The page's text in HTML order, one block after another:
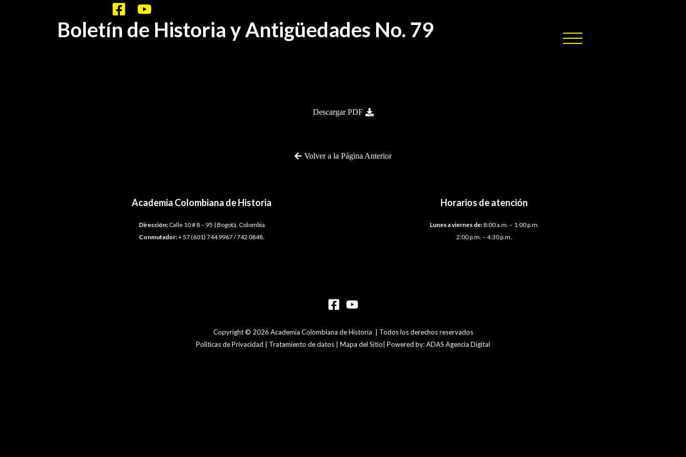
Boletín de Historia y Antigüedades No. 79
Descargar PDF
Volver a la Página Anterior
Academia Colombiana de Historia
Dirección:Calle 10 # 8 – 95 | Bogotá, Colombia
Conmutador:+ 57 (601) 744 9967 / 742 0848.
Horarios de atención
Lunes a viernes de:8:00 a.m. – 1:00 p.m.
2:00 p.m. – 4:30 p.m.
Copyright © 2026 Academia Colombiana de Historia | Todos los derechos reservados
Politicas de Privacidad | Tratamiento de datos | Mapa del Sitio| Powered by: ADAS Agencia Digital